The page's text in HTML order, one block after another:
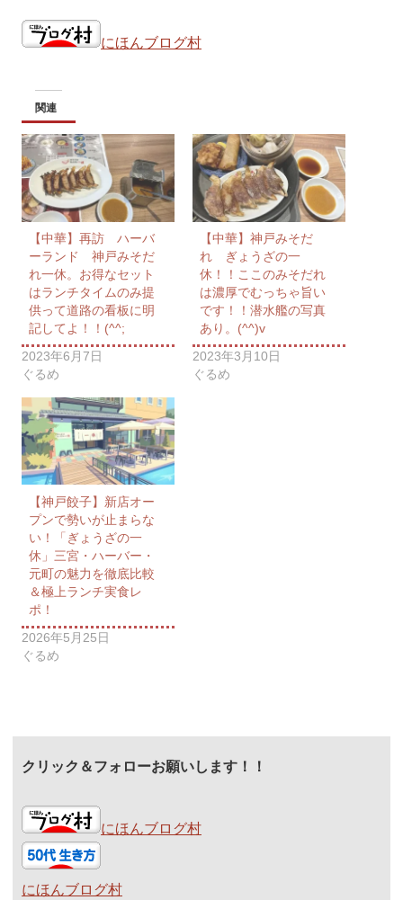
にほんブログ村
関連
【中華】再訪 ハーバ
ーランド 神戸みそだ
れ一休。お得なセット
はランチタイムのみ提
供って道路の看板に明
記してよ！！(^^;
2023年6月7日
ぐるめ
【中華】神戸みそだ
れ ぎょうざの一
休！！ここのみそだれ
は濃厚でむっちゃ旨い
です！！潜水艦の写真
あり。(^^)v
2023年3月10日
ぐるめ
【神戸餃子】新店オー
プンで勢いが止まらな
い！「ぎょうざの一
休」三宮・ハーバー・
元町の魅力を徹底比較
＆極上ランチ実食レ
ポ！
2026年5月25日
ぐるめ
クリック＆フォローお願いします！！
にほんブログ村
にほんブログ村